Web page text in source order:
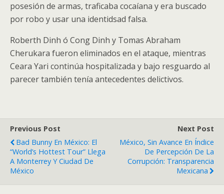
posesión de armas, traficaba cocaíana y era buscado
por robo y usar una identidsad falsa.
Roberth Dinh ó Cong Dinh y Tomas Abraham
Cherukara fueron eliminados en el ataque, mientras
Ceara Yari continúa hospitalizada y bajo resguardo al
parecer también tenía antecedentes delictivos.
Previous Post
Bad Bunny En México: El
“World’s Hottest Tour” Llega
A Monterrey Y Ciudad De
México
Next Post
México, Sin Avance En Índice
De Percepción De La
Corrupción: Transparencia
Mexicana